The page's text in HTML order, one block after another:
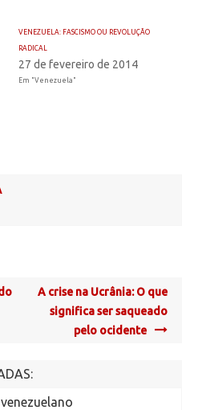
VENEZUELA: FASCISMO OU REVOLUÇÃO
RADICAL
27 de fevereiro de 2014
Em "Venezuela"
A crise na Ucrânia: O que
significa ser saqueado
pelo ocidente